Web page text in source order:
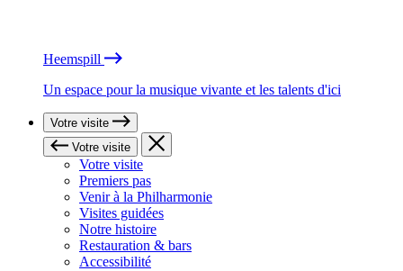
Heemspill
Un espace pour la musique vivante et les talents d'ici
Votre visite
Votre visite
Votre visite
Premiers pas
Venir à la Philharmonie
Visites guidées
Notre histoire
Restauration & bars
Accessibilité